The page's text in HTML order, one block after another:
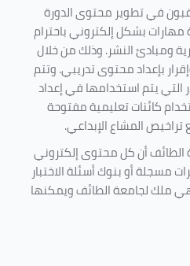
في تطوير محتوى الدورة
مهارات بشكل إلكتروني باحترام
ومبادئ النشر. وذلك من خلال
بإعداد محتوى تدريبي. وتتم
التي يتم استخدامها في إعداد
كائنات تعليمية مفتوحة
المشاع الإبداعي.
الطائف أن كل محتوى إلكتروني
مسجلة أو بنوك أسئلة الاختبار
ملك لجامعة الطائف ويمكنها